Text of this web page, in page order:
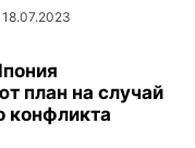
18.07.2023
план на случай
конфликта